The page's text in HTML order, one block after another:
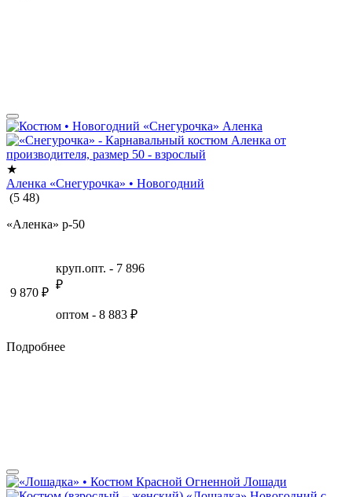
★
Аленка «Снегурочка» • Новогодний
(5 48)
«Аленка» р-50
9 870 ₽
круп.опт. - 7 896
₽
оптом - 8 883 ₽
Подробнее